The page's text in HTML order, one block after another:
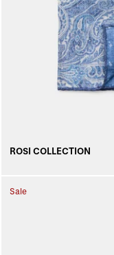
ROSI COLLECTION
Sale